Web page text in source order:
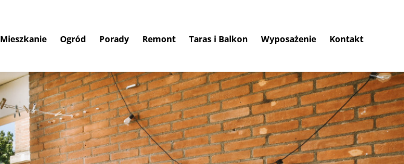
Mieszkanie Ogród Porady Remont Taras i Balkon Wyposażenie Kontakt